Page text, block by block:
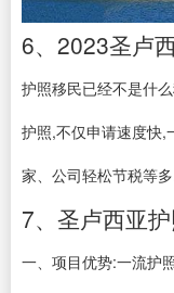
6、2023圣卢
护照移民已经不是什
护照,不仅申请速度快,
家、公司轻松节税等
7、圣卢西亚
一、项目优势:一流护